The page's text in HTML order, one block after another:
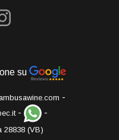
su
-
- -
28838 (VB)